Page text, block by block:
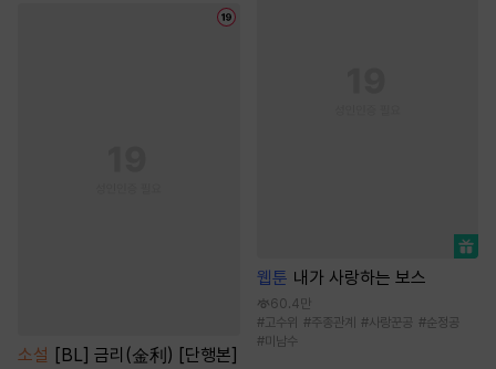
소설 [BL] 금리(金利) [단행본]
웹툰 내가 사랑하는 보스
60.4만
#고수위 #주종관계 #사랑꾼공 #순정공
#미남수